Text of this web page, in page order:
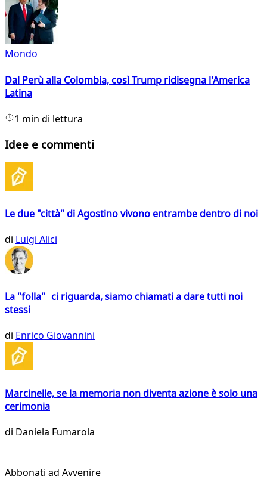
Mondo
Dal Perù alla Colombia, così Trump ridisegna l'America
Latina
1 min di lettura
Idee e commenti
Le due "città" di Agostino vivono entrambe dentro di noi
di Luigi Alici
La "folla" ci riguarda, siamo chiamati a dare tutti noi
stessi
di Enrico Giovannini
Marcinelle, se la memoria non diventa azione è solo una
cerimonia
di Daniela Fumarola
Abbonati ad Avvenire